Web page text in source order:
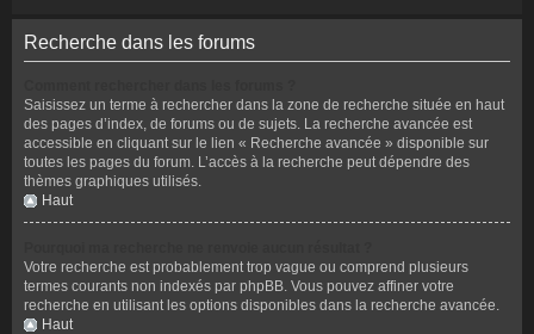
Recherche dans les forums
Saisissez un terme à rechercher dans la zone de recherche située en haut
des pages d’index, de forums ou de sujets. La recherche avancée est
accessible en cliquant sur le lien « Recherche avancée » disponible sur
toutes les pages du forum. L’accès à la recherche peut dépendre des
thèmes graphiques utilisés.
Haut
Votre recherche est probablement trop vague ou comprend plusieurs
termes courants non indexés par phpBB. Vous pouvez affiner votre
recherche en utilisant les options disponibles dans la recherche avancée.
Haut